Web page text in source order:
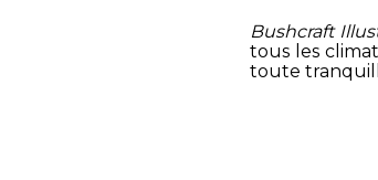
Bushcraft
tous les
toute